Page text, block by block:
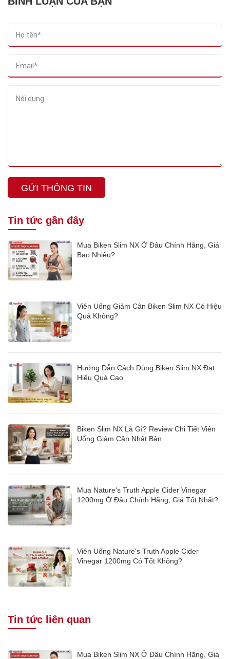
GỬI THÔNG TIN
Tin tức gần đây
Mua Biken Slim NX Ở Đâu Chính Hãng, Giá
Bao Nhiêu?
Viên Uống Giảm Cân Biken Slim NX Có Hiệu
Quả Không?
Hướng Dẫn Cách Dùng Biken Slim NX Đạt
Hiệu Quả Cao
Biken Slim NX Là Gì? Review Chi Tiết Viên
Uống Giảm Cân Nhật Bản
Mua Nature's Truth Apple Cider Vinegar
1200mg Ở Đâu Chính Hãng, Giá Tốt Nhất?
Viên Uống Nature's Truth Apple Cider
Vinegar 1200mg Có Tốt Không?
Tin tức liên quan
Mua Biken Slim NX Ở Đâu Chính Hãng, Giá